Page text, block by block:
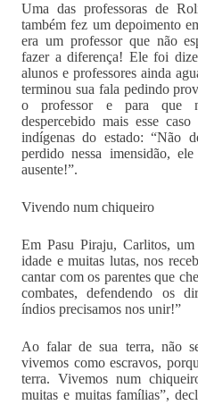
Uma das professoras de
também fez um depoimento
era um professor que não
fazer a diferença! Ele foi
alunos e professores ainda
terminou sua fala pedindo
o professor e para que
despercebido mais esse
indígenas do estado: “Não
perdido nessa imensidão,
ausente!”.
Vivendo num chiqueiro
Em Pasu Piraju, Carlitos,
idade e muitas lutas, nos
cantar com os parentes que
combates, defendendo os
índios precisamos nos unir!”
Ao falar de sua terra, não
vivemos como escravos,
terra. Vivemos num
muitas e muitas famílias”,